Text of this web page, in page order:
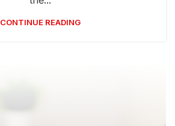
CONTINUE READING